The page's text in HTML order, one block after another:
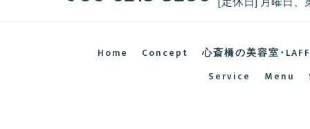
Home Concept
心斎橋の美容室･
Service
Menu